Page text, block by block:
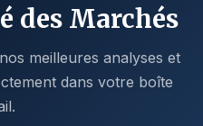
des Marchés
meilleures analyses et
dans votre boîte